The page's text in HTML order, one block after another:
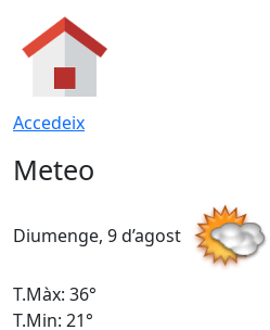
Accedeix
Meteo
Diumenge, 9 d’agost
T.Màx: 36°
T.Min: 21°